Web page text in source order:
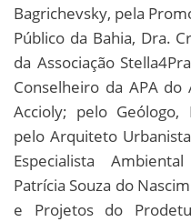
Bagrichevsky, pela
Público da Bahia, Dra.
da Associação
Conselheiro da APA
Accioly; pelo Geólogo,
pelo Arquiteto
Especialista
Patrícia Souza do
e Projetos do